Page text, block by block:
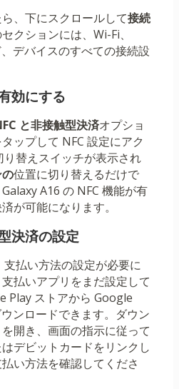
、下にスクロールして接続
クションには、Wi-Fi、
デバイスのすべての接続設
効にする
と非接触型決済オプショ
ップして NFC 設定にアク
り替えスイッチが表示され
位置に切り替えるだけで
A16 の NFC 機能が有
が可能になります。
決済の設定
払い方法の設定が必要に
払いアプリをまだ設定して
Play ストアから Google
ンロードできます。ダウン
開き、画面の指示に従って
デビットカードをリンクし
い方法を確認してくださ